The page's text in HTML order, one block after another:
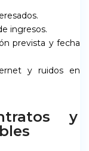
ingresos.
prevista y fecha
y ruidos en
y